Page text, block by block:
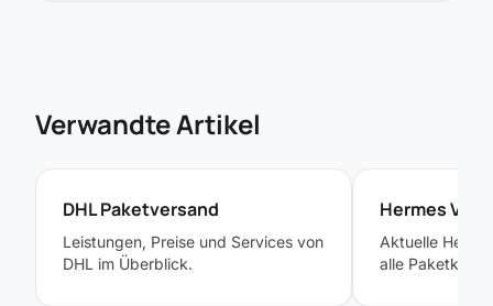
Verwandte Artikel
DHL Paketversand
Leistungen, Preise und Services von
DHL im Überblick.
Hermes
Aktuelle
alle